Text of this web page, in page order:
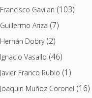
Francisco Gavilan (103)
Guillermo Ariza (7)
Hernán Dobry(2)
Ignacio Vasallo (46)
Javier Franco Rubio (1)
Joaquin Muñoz Coronel (16)